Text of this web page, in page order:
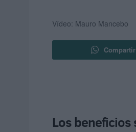
Vídeo: Mauro Mancebo
Los